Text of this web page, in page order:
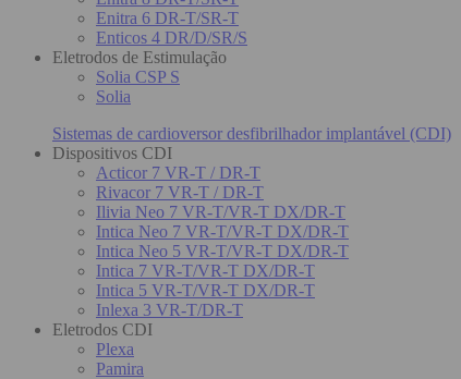
Enitra 6 DR-T/SR-T
Enticos 4 DR/D/SR/S
Eletrodos de Estimulação
Solia CSP S
Solia
Sistemas de cardioversor desfibrilhador implantável (CDI)
Dispositivos CDI
Acticor 7 VR-T / DR-T
Rivacor 7 VR-T / DR-T
Ilivia Neo 7 VR-T/VR-T DX/DR-T
Intica Neo 7 VR-T/VR-T DX/DR-T
Intica Neo 5 VR-T/VR-T DX/DR-T
Intica 7 VR-T/VR-T DX/DR-T
Intica 5 VR-T/VR-T DX/DR-T
Inlexa 3 VR-T/DR-T
Eletrodos CDI
Plexa
Pamira